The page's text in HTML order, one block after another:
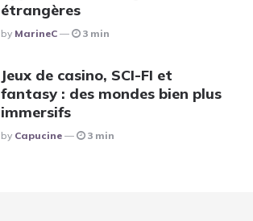
étrangères
Posted
By MarineC 3 min
Jeux de casino, SCI-FI et
fantasy : des mondes bien plus
immersifs
Posted
By Capucine 3 min